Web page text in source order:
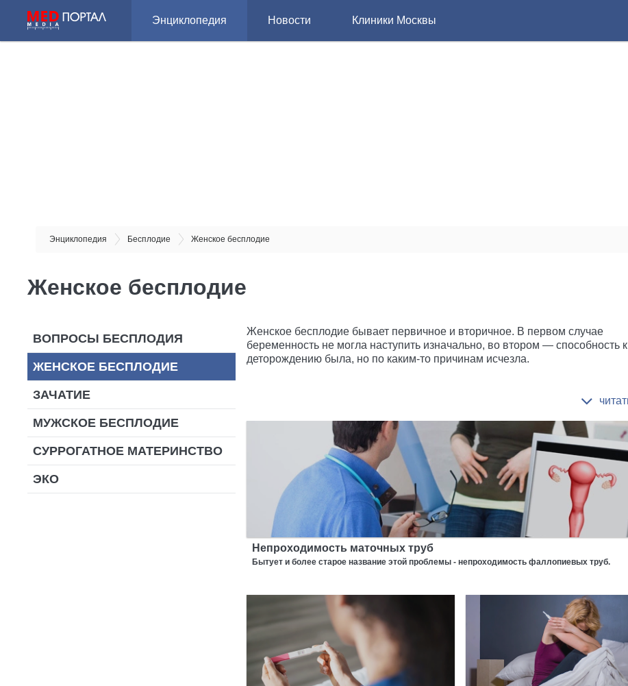
Энциклопедия Новости Клиники Москвы
Энциклопедия Бесплодие Женское бесплодие
Женское бесплодие
ВОПРОСЫ БЕСПЛОДИЯ
ЖЕНСКОЕ БЕСПЛОДИЕ
ЗАЧАТИЕ
МУЖСКОЕ БЕСПЛОДИЕ
СУРРОГАТНОЕ МАТЕРИНСТВО
ЭКО
Женское бесплодие бывает первичное и вторичное. В первом случае
беременность не могла наступить изначально, во втором — способность к
деторождению была, но по каким-то причинам исчезла.
Непроходимость маточных труб
Бытует и более старое название этой проблемы - непроходимость фаллопиевых труб.